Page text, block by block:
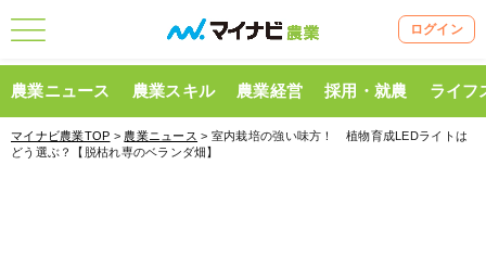
ログイン
農業ニュース 農業スキル 農業経営 採用・就農 ライフ
マイナビ農業TOP > 農業ニュース > 室内栽培の強い味方！ 植物育成LEDライトは
どう選ぶ？【脱枯れ専のベランダ畑】